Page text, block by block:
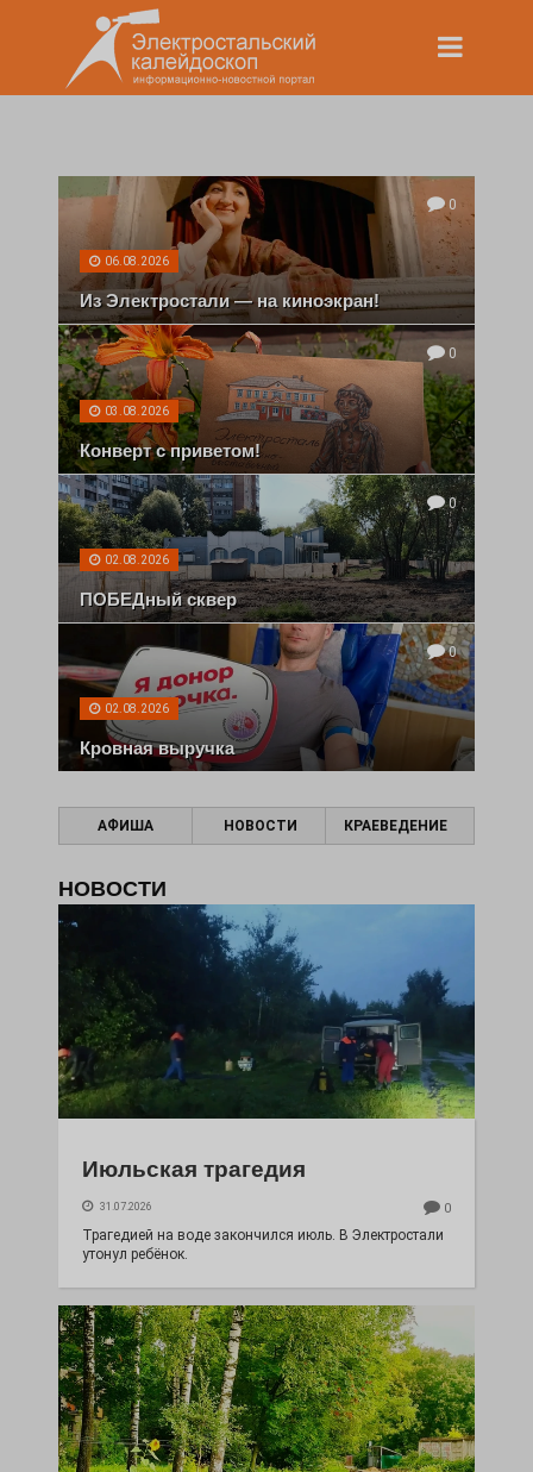
0
06.08.2026
Из Электростали — на киноэкран!
0
03.08.2026
Конверт с приветом!
0
02.08.2026
ПОБЕДный сквер
0
02.08.2026
Кровная выручка
АФИША НОВОСТИ КРАЕВЕДЕНИЕ
НОВОСТИ
Июльская трагедия
31.07.2026 0
Трагедией на воде закончился июль. В Электростали
утонул ребёнок.